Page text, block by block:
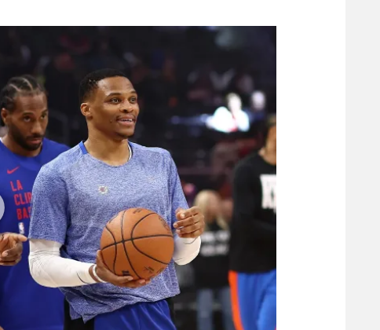
תקנון משתתפים וזוכים בפרסים
תקנון עבור פעילות ספורט 1 – "מרלן"
טניס
גיימינג E-Sports
תנאי שימוש
מדיניות פרטיות
תקנון פעילות ספורט 1
רשיון להקרנה פומבית לבית עסק
הצטרפות לחבילת הערוצים
לוח דרושים – ג'ובנט
הפועל תל
הפועל חיפה
הפועל באר
מכבי נתניה
בני יהודה